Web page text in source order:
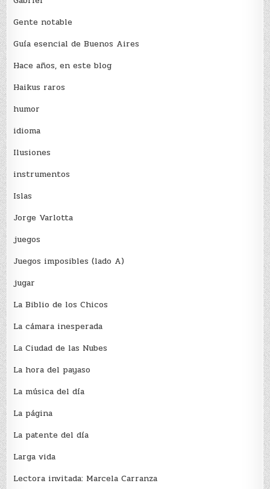
Gente notable
Guía esencial de Buenos Aires
Hace años, en este blog
Haikus raros
humor
idioma
Ilusiones
instrumentos
Islas
Jorge Varlotta
juegos
Juegos imposibles (lado A)
jugar
La Biblio de los Chicos
La cámara inesperada
La Ciudad de las Nubes
La hora del payaso
La música del día
La página
La patente del día
Larga vida
Lectora invitada: Marcela Carranza